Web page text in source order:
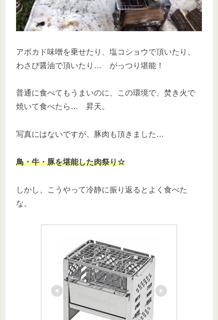
アボカド味噌を乗せたり、塩コショウで頂いたり、
わさび醤油で頂いたり… がっつり堪能！
普通に食べてもうまいのに、この環境で、焚き火で
焼いて食べたら… 昇天。
写真にはないですが、豚肉も頂きました…
鳥・牛・豚を堪能した肉祭り☆
しかし、こうやって冷静に振り返るとよく食べた
な。